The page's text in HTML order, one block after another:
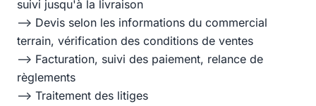
suivi jusqu'à la livraison
--> Devis selon les informations du commercial
terrain, vérification des conditions de ventes
--> Facturation, suivi des paiement, relance de
règlements
--> Traitement des litiges